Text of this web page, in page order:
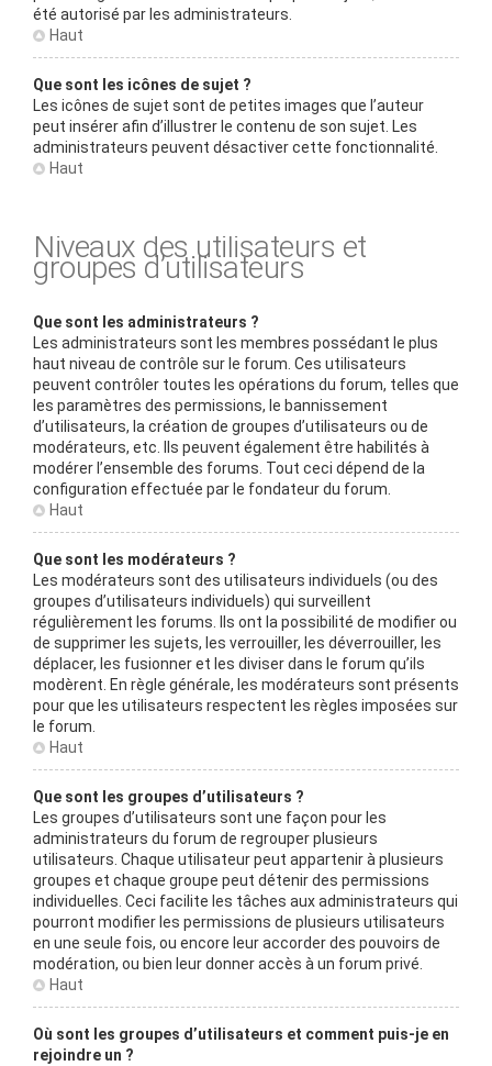
été autorisé par les administrateurs.
Haut
Que sont les icônes de sujet ?
Les icônes de sujet sont de petites images que l’auteur
peut insérer afin d’illustrer le contenu de son sujet. Les
administrateurs peuvent désactiver cette fonctionnalité.
Haut
Niveaux des utilisateurs et
groupes d’utilisateurs
Que sont les administrateurs ?
Les administrateurs sont les membres possédant le plus
haut niveau de contrôle sur le forum. Ces utilisateurs
peuvent contrôler toutes les opérations du forum, telles que
les paramètres des permissions, le bannissement
d’utilisateurs, la création de groupes d’utilisateurs ou de
modérateurs, etc. Ils peuvent également être habilités à
modérer l’ensemble des forums. Tout ceci dépend de la
configuration effectuée par le fondateur du forum.
Haut
Que sont les modérateurs ?
Les modérateurs sont des utilisateurs individuels (ou des
groupes d’utilisateurs individuels) qui surveillent
régulièrement les forums. Ils ont la possibilité de modifier ou
de supprimer les sujets, les verrouiller, les déverrouiller, les
déplacer, les fusionner et les diviser dans le forum qu’ils
modèrent. En règle générale, les modérateurs sont présents
pour que les utilisateurs respectent les règles imposées sur
le forum.
Haut
Que sont les groupes d’utilisateurs ?
Les groupes d’utilisateurs sont une façon pour les
administrateurs du forum de regrouper plusieurs
utilisateurs. Chaque utilisateur peut appartenir à plusieurs
groupes et chaque groupe peut détenir des permissions
individuelles. Ceci facilite les tâches aux administrateurs qui
pourront modifier les permissions de plusieurs utilisateurs
en une seule fois, ou encore leur accorder des pouvoirs de
modération, ou bien leur donner accès à un forum privé.
Haut
Où sont les groupes d’utilisateurs et comment puis-je en
rejoindre un ?